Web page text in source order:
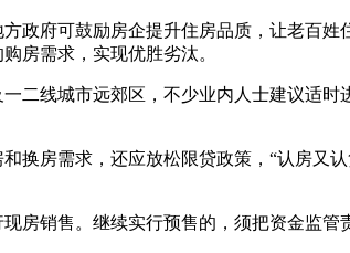
府可鼓励房企提升住房品质，让老百姓
房需求，实现优胜劣汰。
线城市远郊区，不少业内人士建议适时
房需求，还应放松限贷政策，“认房又
销售。继续实行预售的，须把资金监管